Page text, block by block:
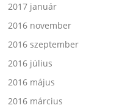
2017 január
2016 november
2016 szeptember
2016 július
2016 május
2016 március